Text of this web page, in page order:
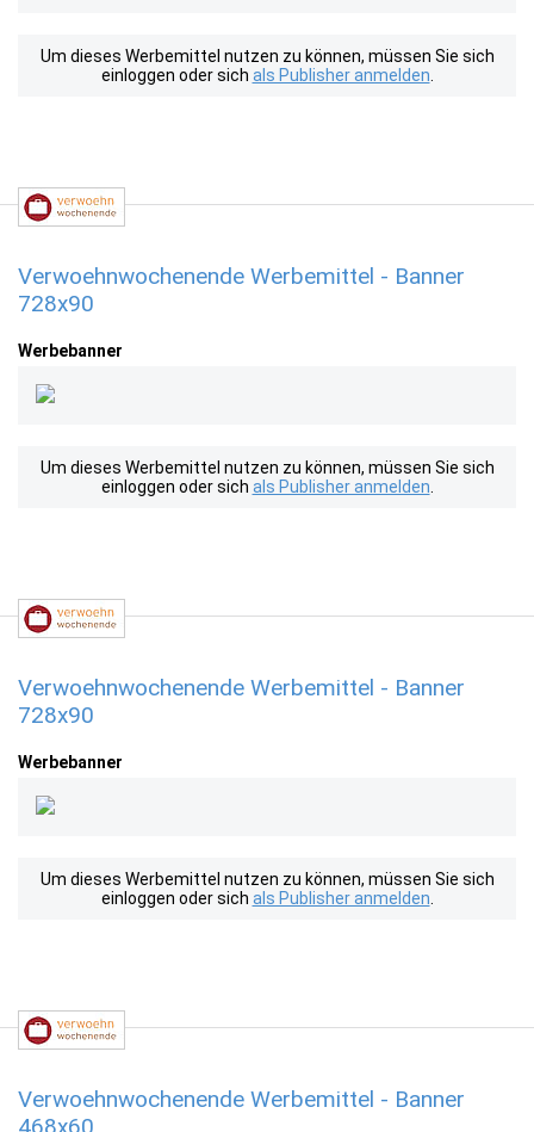
Um dieses Werbemittel nutzen zu können, müssen Sie sich
einloggen oder sich als Publisher anmelden
Verwoehnwochenende Werbemittel - Banner
728x90
Werbebanner
Um dieses Werbemittel nutzen zu können, müssen Sie sich
einloggen oder sich als Publisher anmelden
Verwoehnwochenende Werbemittel - Banner
728x90
Werbebanner
Um dieses Werbemittel nutzen zu können, müssen Sie sich
einloggen oder sich als Publisher anmelden
Verwoehnwochenende Werbemittel - Banner